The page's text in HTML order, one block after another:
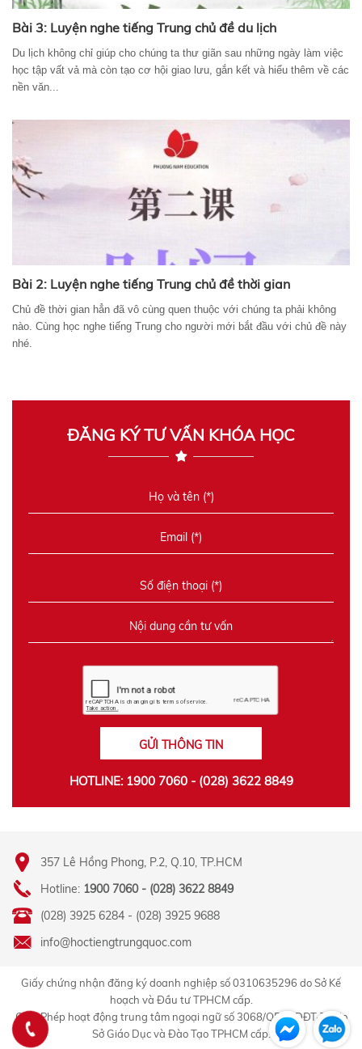
Bài 3: Luyện nghe tiếng Trung chủ đề du lịch
Du lịch không chỉ giúp cho chúng ta thư giãn sau những ngày làm việc
học tập vất vả mà còn tạo cơ hội giao lưu, gắn kết và hiểu thêm về các
nền văn...
Bài 2: Luyện nghe tiếng Trung chủ đề thời gian
Chủ đề thời gian hẳn đã vô cùng quen thuộc với chúng ta phải không
nào. Cùng học nghe tiếng Trung cho người mới bắt đầu với chủ đề này
nhé.
ĐĂNG KÝ TƯ VẤN KHÓA HỌC
GỬI THÔNG TIN
HOTLINE: 1900 7060 - (028) 3622 8849
357 Lê Hồng Phong, P.2, Q.10, TP.HCM
Hotline: 1900 7060 - (028) 3622 8849
(028) 3925 6284 - (028) 3925 9688
info@hoctiengtrungquoc.com
Giấy chứng nhận đăng ký doanh nghiệp số 0310635296 do Sở Kế
hoạch và Đầu tư TPHCM cấp.
Giấy Phép hoạt động trung tâm ngoại ngữ số 3068/QĐ-GDĐT-TC do
Sở Giáo Dục và Đào Tạo TPHCM cấp.